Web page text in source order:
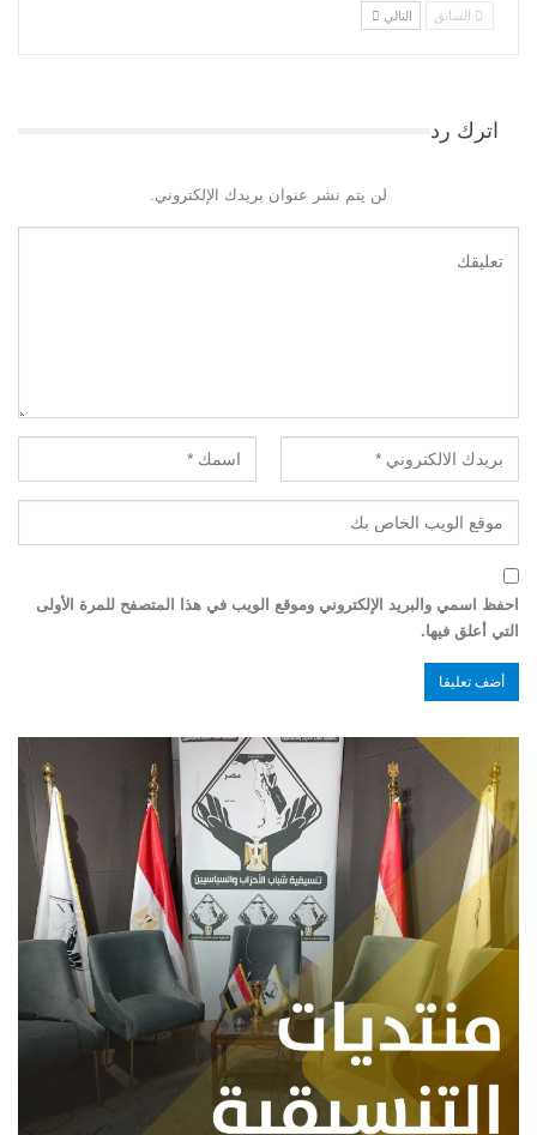
السابق التالي
اترك رد
لن يتم نشر عنوان بريدك الإلكتروني.
احفظ اسمي والبريد الإلكتروني وموقع الويب في هذا المتصفح للمرة الأولى
التي أعلق فيها.